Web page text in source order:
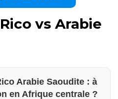
vs Arabie
Arabie Saoudite : à
en Afrique centrale ?